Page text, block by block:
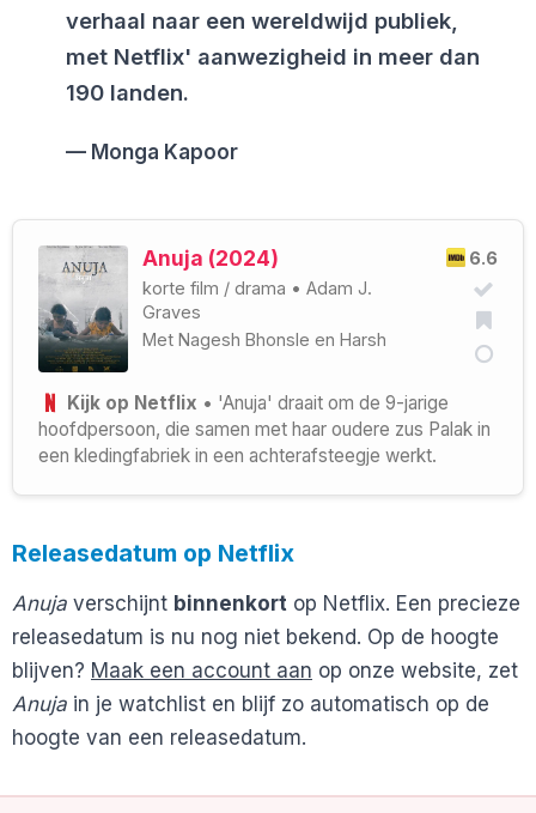
verhaal naar een wereldwijd publiek,
met Netflix' aanwezigheid in meer dan
190 landen.
Monga Kapoor
6.6
Anuja (2024)
korte film / drama • Adam J.
Graves
Met Nagesh Bhonsle en Harsh
Kijk op Netflix • 'Anuja' draait om de 9-jarige
hoofdpersoon, die samen met haar oudere zus Palak in
een kledingfabriek in een achterafsteegje werkt.
Releasedatum op Netflix
Anuja verschijnt binnenkort op Netflix. Een precieze
releasedatum is nu nog niet bekend. Op de hoogte
blijven? Maak een account aan op onze website, zet
Anuja in je watchlist en blijf zo automatisch op de
hoogte van een releasedatum.